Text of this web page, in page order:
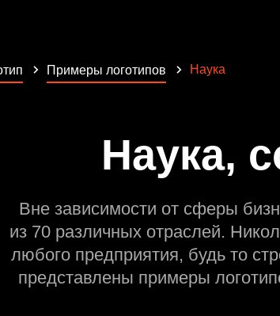
Примеры логотипов Наука
Наука,
Вне зависимости от сферы
из 70 различных отраслей.
любого предприятия, будь то
представлены примеры